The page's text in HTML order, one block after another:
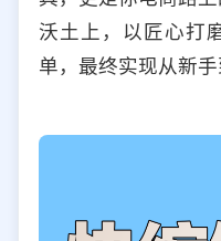
沃土上，以匠心打
单，最终实现从新手